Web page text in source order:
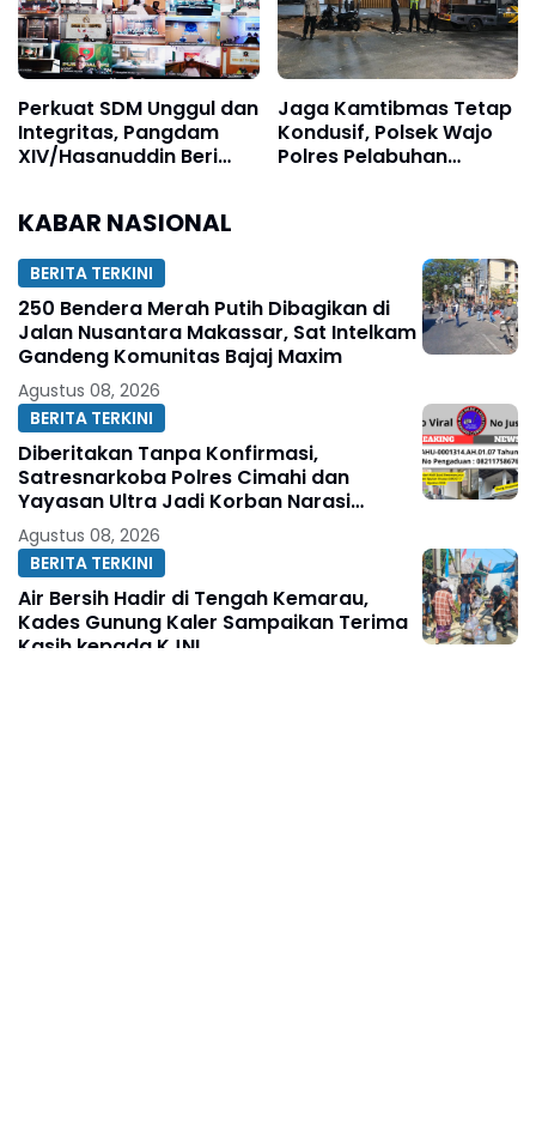
Perkuat SDM Unggul dan
Integritas, Pangdam
XIV/Hasanuddin Beri
Jaga Kamtibmas Tetap
Kondusif, Polsek Wajo
Polres Pelabuhan
KABAR NASIONAL
BERITA TERKINI
250 Bendera Merah Putih Dibagikan di
Jalan Nusantara Makassar, Sat Intelkam
Gandeng Komunitas Bajaj Maxim
Agustus 08, 2026
BERITA TERKINI
Diberitakan Tanpa Konfirmasi,
Satresnarkoba Polres Cimahi dan
Yayasan Ultra Jadi Korban Narasi
Sepihak
Agustus 08, 2026
BERITA TERKINI
Air Bersih Hadir di Tengah Kemarau,
Kades Gunung Kaler Sampaikan Terima
Kasih kepada KJNI